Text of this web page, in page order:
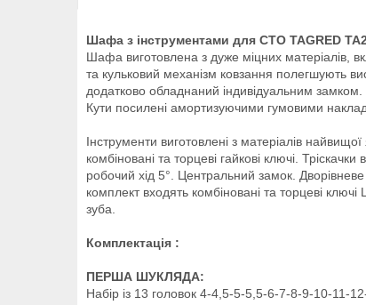
Шафа з інструментами для СТО TAGRED
Шафа виготовлена з дуже міцних матеріалів,
та кульковий механізм ковзання полегшують
додатково обладнаний індивідуальним
Кути посилені амортизуючими гумовими
Інструменти виготовлені з матеріалів
комбіновані та торцеві гайкові ключі.
робочий хід 5°. Центральний замок.
комплект входять комбіновані та торцеві
зуба.
Комплектація :
ПЕРША ШУКЛЯДА:
Набір із 13 головок 4-4,5-5-5,5-6-7-8-9-10-11-